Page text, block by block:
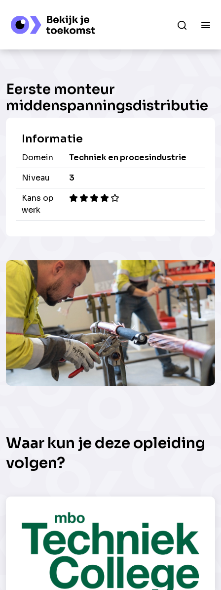
Eerste monteur
middenspanningsdistributie
Informatie
Domein
Techniek en procesindustrie
Niveau
3
Kans op
werk
Waar kun je deze opleiding
volgen?